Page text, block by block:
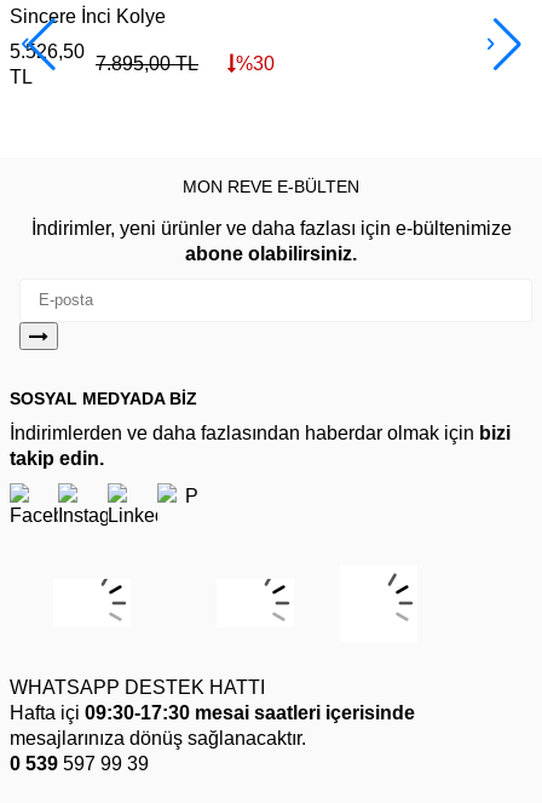
Sincere İnci Kolye
5.526,50
TL
7.895,00TL %30
MON REVE E-BÜLTEN
İndirimler, yeni ürünler ve daha fazlası için e-bültenimize
abone olabilirsiniz.
SOSYAL MEDYADA BİZ
İndirimlerden ve daha fazlasından haberdar olmak için bizi
takip edin.
WHATSAPP DESTEK HATTI
Hafta içi 09:30-17:30 mesai saatleri içerisinde
mesajlarınıza dönüş sağlanacaktır.
0 539 597 99 39